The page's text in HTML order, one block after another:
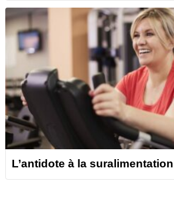
L’antidote à la suralimentation